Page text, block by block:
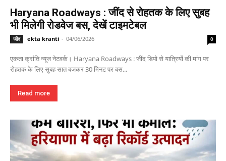
Haryana Roadways : जींद से रोहतक के लिए सुबह
भी मिलेगी रोडवेज बस, देखें टाइमटेबल
जींद ekta kranti - 04/06/2026 0
एकता क्रांति न्यूज नेटवर्क। Haryana Roadways : जींद डिपो से यात्रियों की मांग पर
रोहतक के लिए सुबह सात बजकर 30 मिनट पर बस...
Read more